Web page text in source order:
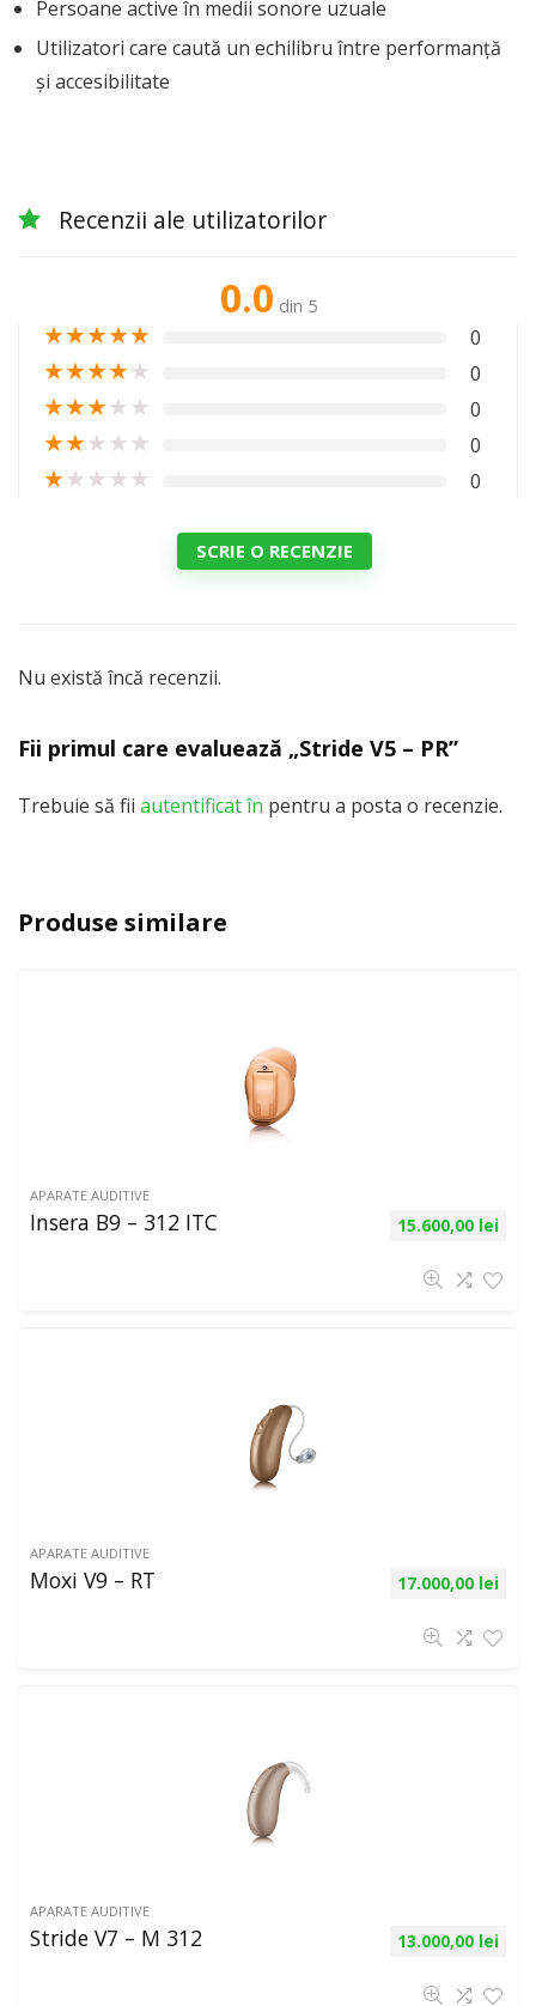
Persoane active în medii sonore uzuale
Utilizatori care caută un echilibru între performanță
și accesibilitate
Recenzii ale utilizatorilor
0.0 din 5
★★★★★ 0
★★★★★ 0
★★★★★ 0
★★★★★ 0
★★★★★ 0
SCRIE O RECENZIE
Nu există încă recenzii.
Fii primul care evaluează „Stride V5 – PR”
Trebuie să fii autentificat în pentru a posta o recenzie.
Produse similare
APARATE AUDITIVE
Insera B9 – 312 ITC 15.600,00 lei
APARATE AUDITIVE
Moxi V9 – RT 17.000,00 lei
APARATE AUDITIVE
Stride V7 – M 312 13.000,00 lei